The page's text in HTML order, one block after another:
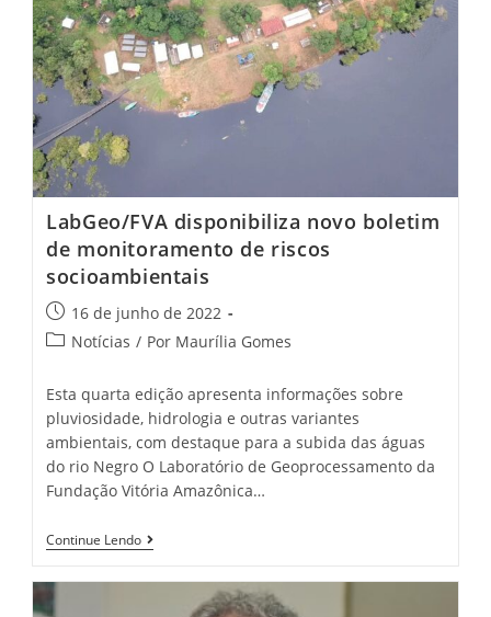
LabGeo/FVA disponibiliza novo boletim
de monitoramento de riscos
socioambientais
16 de junho de 2022
Notícias / Por Maurília Gomes
Esta quarta edição apresenta informações sobre
pluviosidade, hidrologia e outras variantes
ambientais, com destaque para a subida das águas
do rio Negro O Laboratório de Geoprocessamento da
Fundação Vitória Amazônica…
Continue Lendo